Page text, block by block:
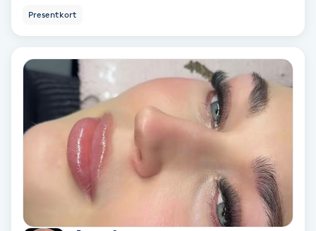
Hälsa
Hälsprickor
Idrottsmassage
Presentkort